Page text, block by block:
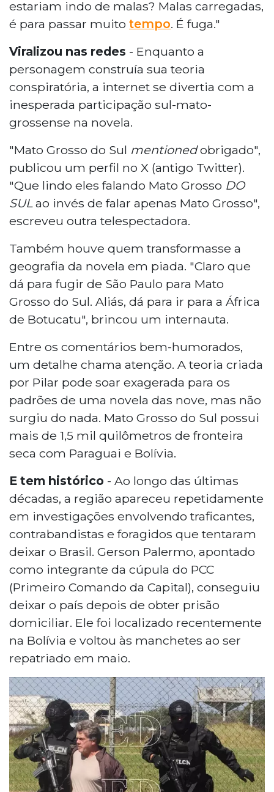
estariam indo de malas? Malas carregadas,
é para passar muito tempo. É fuga."
Viralizou nas redes - Enquanto a
personagem construía sua teoria
conspiratória, a internet se divertia com a
inesperada participação sul-mato-
grossense na novela.
"Mato Grosso do Sul mentionedobrigado",
publicou um perfil no X (antigo Twitter).
"Que lindo eles falando Mato Grosso DO
SULao invés de falar apenas Mato Grosso",
escreveu outra telespectadora.
Também houve quem transformasse a
geografia da novela em piada. "Claro que
dá para fugir de São Paulo para Mato
Grosso do Sul. Aliás, dá para ir para a África
de Botucatu", brincou um internauta.
Entre os comentários bem-humorados,
um detalhe chama atenção. A teoria criada
por Pilar pode soar exagerada para os
padrões de uma novela das nove, mas não
surgiu do nada. Mato Grosso do Sul possui
mais de 1,5 mil quilômetros de fronteira
seca com Paraguai e Bolívia.
E tem histórico - Ao longo das últimas
décadas, a região apareceu repetidamente
em investigações envolvendo traficantes,
contrabandistas e foragidos que tentaram
deixar o Brasil. Gerson Palermo, apontado
como integrante da cúpula do PCC
(Primeiro Comando da Capital), conseguiu
deixar o país depois de obter prisão
domiciliar. Ele foi localizado recentemente
na Bolívia e voltou às manchetes ao ser
repatriado em maio.